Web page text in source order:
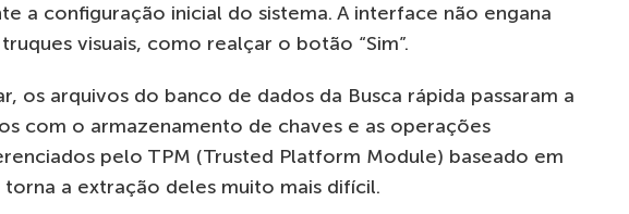
a configuração inicial do sistema. A interface não engana
visuais, como realçar o botão “Sim”.
os arquivos do banco de dados da Busca rápida passaram a
com o armazenamento de chaves e as operações
pelo TPM (Trusted Platform Module) baseado em
a extração deles muito mais difícil.